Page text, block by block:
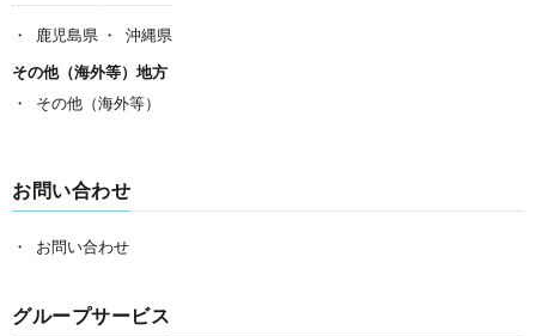
鹿児島県
沖縄県
その他（海外等）地方
その他（海外等）
お問い合わせ
お問い合わせ
グループサービス